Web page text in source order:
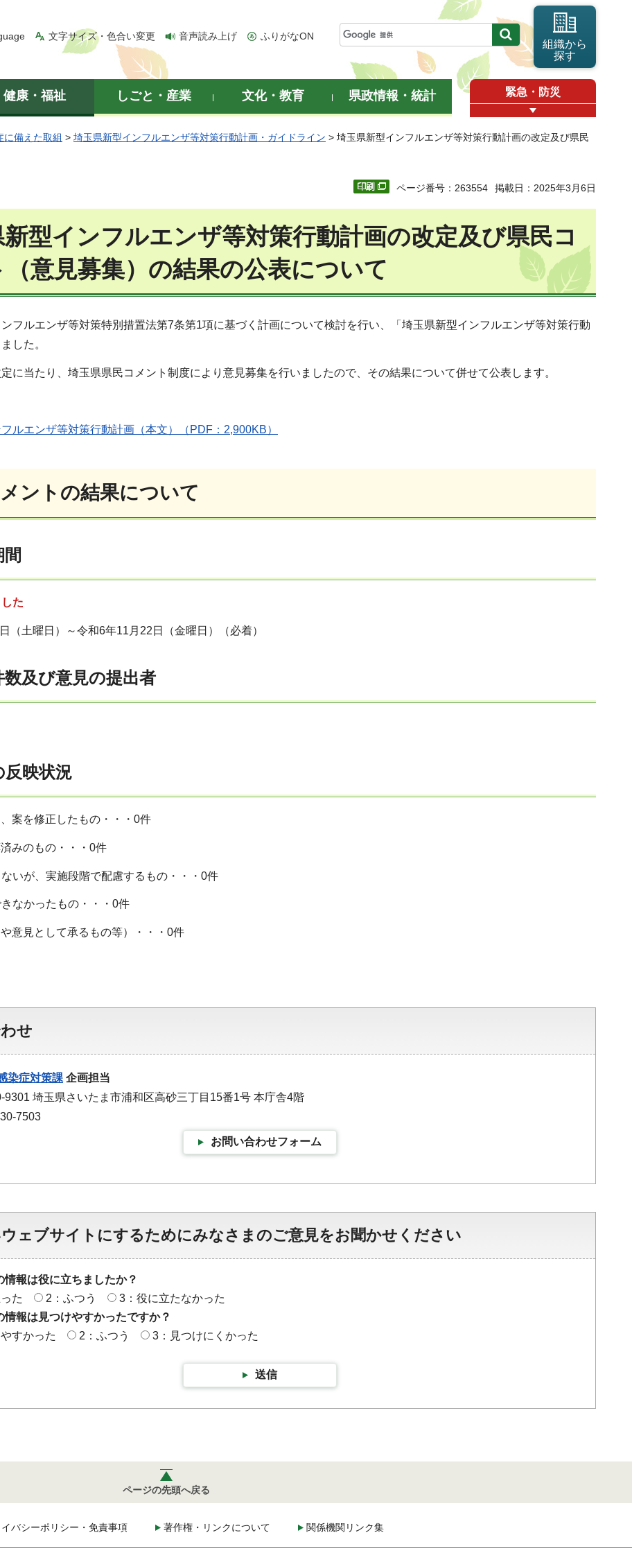
文字サイズ・色合い変更 音声読み上げ ふりがなON
組織から
探す
健康・福祉 しごと・産業 文化・教育 県政情報・統計 緊急・防災
に備えた取組 > 埼玉県新型インフルエンザ等対策行動計画・ガイドライン > 埼玉県新型インフルエンザ等対策行動計画の改定及び県民
ページ番号：263554 掲載日：2025年3月6日
型インフルエンザ等対策行動計画の改定及び県民コ
（意見募集）の結果の公表について
フルエンザ等対策特別措置法第7条第1項に基づく計画について検討を行い、「埼玉県新型インフルエンザ等対策行動
した。
に当たり、埼玉県県民コメント制度により意見募集を行いましたので、その結果について併せて公表します。
ルエンザ等対策行動計画（本文）（PDF：2,900KB）
ントの結果について
た
（土曜日）～令和6年11月22日（金曜日）（必着）
数及び意見の提出者
反映状況
案を修正したもの・・・0件
みのもの・・・0件
いが、実施段階で配慮するもの・・・0件
なかったもの・・・0件
意見として承るもの等）・・・0件
せ
染症対策課 企画担当
9301 埼玉県さいたま市浦和区高砂三丁目15番1号 本庁舎4階
7503
お問い合わせフォーム
ェブサイトにするためにみなさまのご意見をお聞かせください
情報は役に立ちましたか？
た
2：ふつう
3：役に立たなかった
情報は見つけやすかったですか？
すかった
2：ふつう 3：見つけにくかった
送信
ページの先頭へ戻る
バシーポリシー・免責事項 著作権・リンクについて 関係機関リンク集